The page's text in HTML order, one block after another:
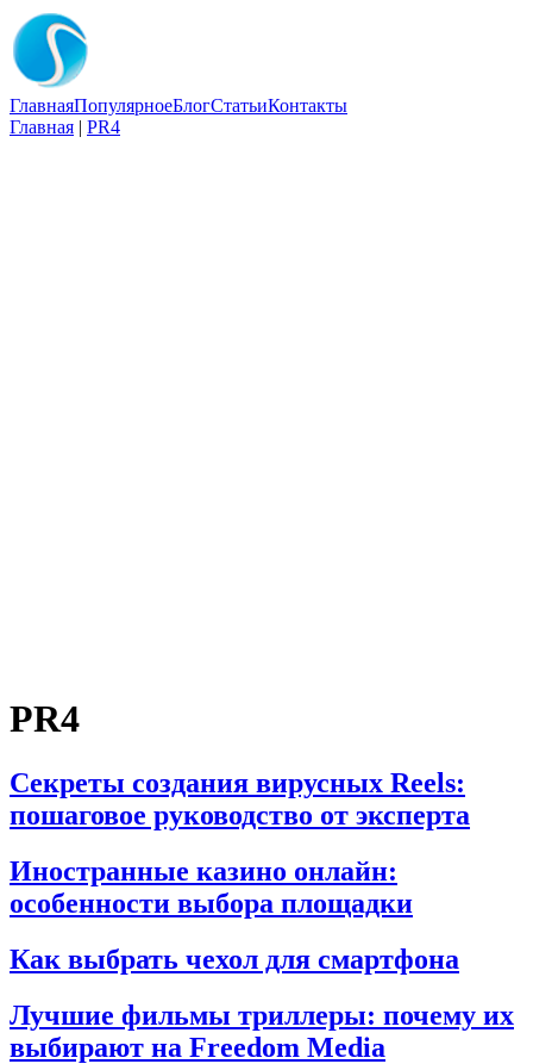
ГлавнаяПопулярноеБлогСтатьиКонтакты
Главная | PR4
PR4
Секреты создания вирусных Reels:
пошаговое руководство от эксперта
Иностранные казино онлайн:
особенности выбора площадки
Как выбрать чехол для смартфона
Лучшие фильмы триллеры: почему их
выбирают на Freedom Media